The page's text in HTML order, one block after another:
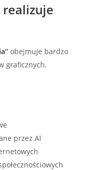
realizuje
obejmuje bardzo
graficznych.
przez AI